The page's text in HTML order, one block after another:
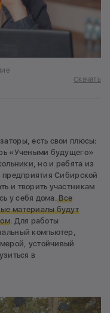
Скачать
есть свои плюсы:
«Учеными будущего»
но и ребята из
предприятия Сибирской
и творить участникам
у себя дома.Все
материалы будут
. Для работы
компьютер,
устойчивый
в